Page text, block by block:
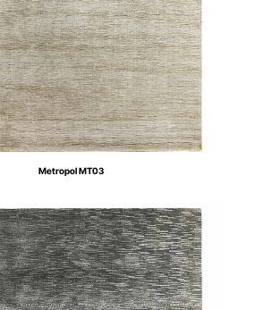
Metropol MT03